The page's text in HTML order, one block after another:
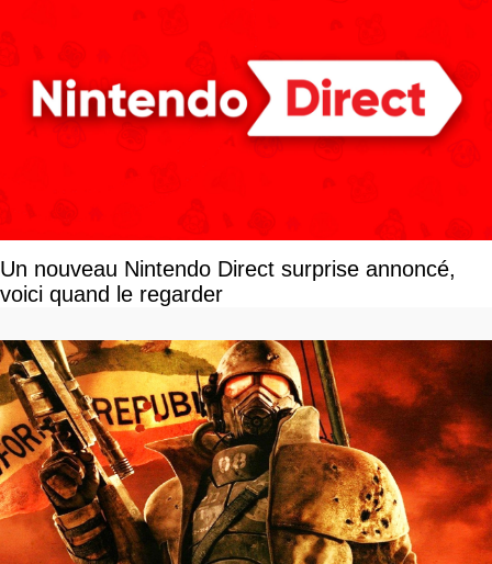
Un nouveau Nintendo Direct surprise annoncé,
voici quand le regarder